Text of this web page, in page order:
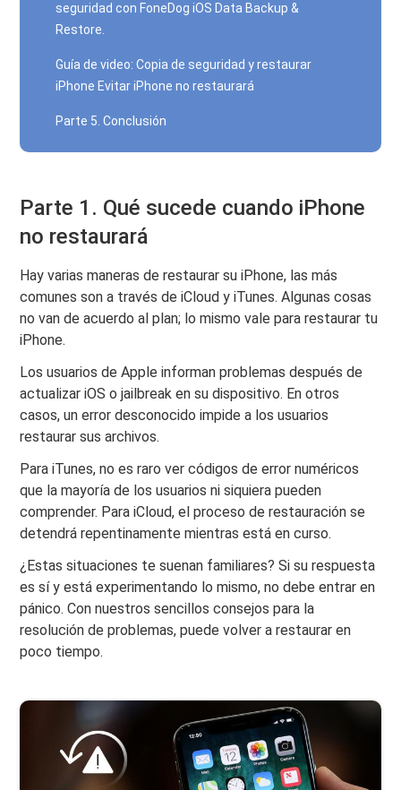
seguridad con FoneDog iOS Data Backup &
Restore.
Guía de video: Copia de seguridad y restaurar
iPhone Evitar iPhone no restaurará
Parte 5. Conclusión
Parte 1. Qué sucede cuando iPhone
no restaurará
Hay varias maneras de restaurar su iPhone, las más
comunes son a través de iCloud y iTunes. Algunas cosas
no van de acuerdo al plan; lo mismo vale para restaurar tu
iPhone.
Los usuarios de Apple informan problemas después de
actualizar iOS o jailbreak en su dispositivo. En otros
casos, un error desconocido impide a los usuarios
restaurar sus archivos.
Para iTunes, no es raro ver códigos de error numéricos
que la mayoría de los usuarios ni siquiera pueden
comprender. Para iCloud, el proceso de restauración se
detendrá repentinamente mientras está en curso.
¿Estas situaciones te suenan familiares? Si su respuesta
es sí y está experimentando lo mismo, no debe entrar en
pánico. Con nuestros sencillos consejos para la
resolución de problemas, puede volver a restaurar en
poco tiempo.